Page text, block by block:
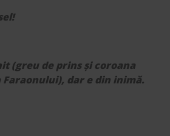
(greu de prins și coroana
Faraonului), dar e din inimă.